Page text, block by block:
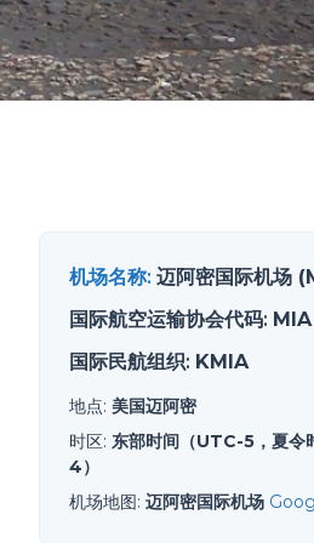
机场名称: 迈阿密国际机场
国际航空运输协会代码: MIA
国际民航组织: KMIA
地点: 美国迈阿密
时区: 东部时间（UTC-5，夏令
4）
机场地图: 迈阿密国际机场